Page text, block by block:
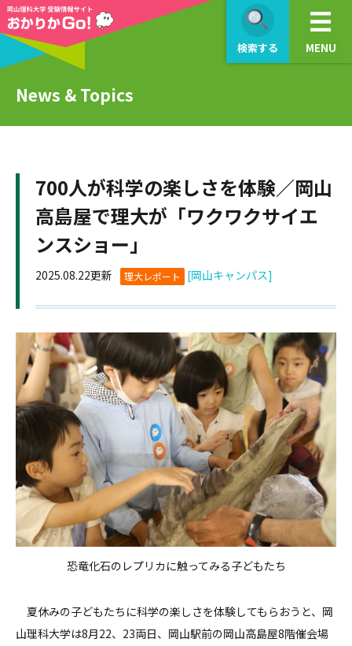
検索する MENU
News & Topics
700人が科学の楽しさを体験／岡山
高島屋で理大が「ワクワクサイエ
ンスショー」
2025.08.22更新 理大レポート [岡山キャンパス]
恐竜化石のレプリカに触ってみる子どもたち
夏休みの子どもたちに科学の楽しさを体験してもらおうと、岡
山理科大学は8月22、23両日、岡山駅前の岡山高島屋8階催会場